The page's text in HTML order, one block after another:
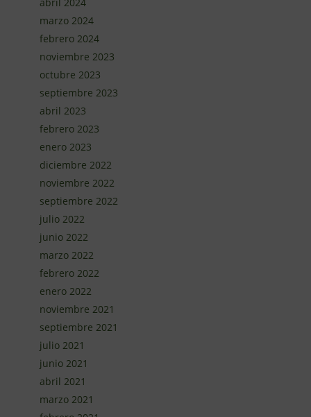
marzo 2024
febrero 2024
noviembre 2023
octubre 2023
septiembre 2023
abril 2023
febrero 2023
enero 2023
diciembre 2022
noviembre 2022
septiembre 2022
julio 2022
junio 2022
marzo 2022
febrero 2022
enero 2022
noviembre 2021
septiembre 2021
julio 2021
junio 2021
abril 2021
marzo 2021